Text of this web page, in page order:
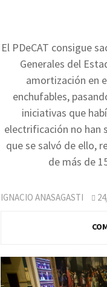
El PDeCAT consigue
Generales del
amortización en
enchufables,
iniciativas que
electrificación no han
que se salvó de ello,
de más de
IGNACIO ANASAGASTI